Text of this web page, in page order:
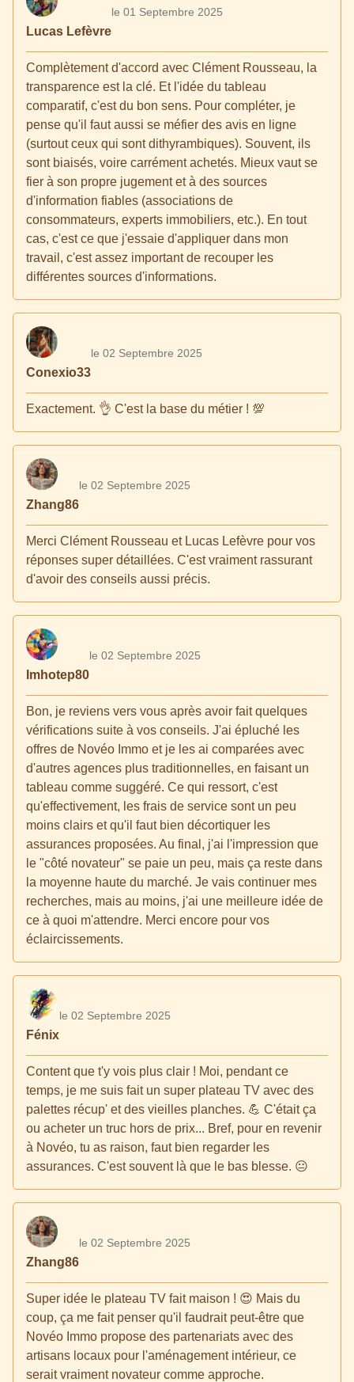
Lucas Lefèvre
le 01 Septembre 2025
Complètement d'accord avec Clément Rousseau, la
transparence est la clé. Et l'idée du tableau
comparatif, c'est du bon sens. Pour compléter, je
pense qu'il faut aussi se méfier des avis en ligne
(surtout ceux qui sont dithyrambiques). Souvent, ils
sont biaisés, voire carrément achetés. Mieux vaut se
fier à son propre jugement et à des sources
d'information fiables (associations de
consommateurs, experts immobiliers, etc.). En tout
cas, c'est ce que j'essaie d'appliquer dans mon
travail, c'est assez important de recouper les
différentes sources d'informations.
Conexio33
le 02 Septembre 2025
Exactement. 👌 C'est la base du métier ! 💯
Zhang86
le 02 Septembre 2025
Merci Clément Rousseau et Lucas Lefèvre pour vos
réponses super détaillées. C'est vraiment rassurant
d'avoir des conseils aussi précis.
Imhotep80
le 02 Septembre 2025
Bon, je reviens vers vous après avoir fait quelques
vérifications suite à vos conseils. J'ai épluché les
offres de Novéo Immo et je les ai comparées avec
d'autres agences plus traditionnelles, en faisant un
tableau comme suggéré. Ce qui ressort, c'est
qu'effectivement, les frais de service sont un peu
moins clairs et qu'il faut bien décortiquer les
assurances proposées. Au final, j'ai l'impression que
le "côté novateur" se paie un peu, mais ça reste dans
la moyenne haute du marché. Je vais continuer mes
recherches, mais au moins, j'ai une meilleure idée de
ce à quoi m'attendre. Merci encore pour vos
éclaircissements.
Fénix
le 02 Septembre 2025
Content que t'y vois plus clair ! Moi, pendant ce
temps, je me suis fait un super plateau TV avec des
palettes récup' et des vieilles planches. 💪 C'était ça
ou acheter un truc hors de prix... Bref, pour en revenir
à Novéo, tu as raison, faut bien regarder les
assurances. C'est souvent là que le bas blesse. 😐
Zhang86
le 02 Septembre 2025
Super idée le plateau TV fait maison ! 😍 Mais du
coup, ça me fait penser qu'il faudrait peut-être que
Novéo Immo propose des partenariats avec des
artisans locaux pour l'aménagement intérieur, ce
serait vraiment novateur comme approche.